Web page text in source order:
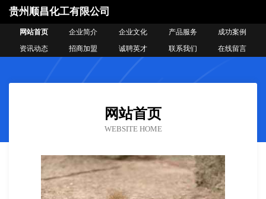
贵州顺昌化工有限公司
网站首页 企业简介 企业文化 产品服务
成功案例
资讯动态
招商加盟 诚聘英才 联系我们 在线留言
网站首页
WEBSITE HOME